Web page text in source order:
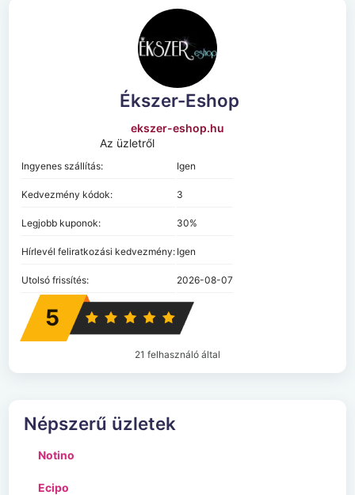
Ékszer-Eshop
ekszer-eshop.hu
Az üzletről
Ingyenes szállítás: Igen
Kedvezmény kódok: 3
Legjobb kuponok: 30%
Hírlevél feliratkozási kedvezmény: Igen
Utolsó frissítés: 2026-08-07
5
21 felhasználó által
Népszerű üzletek
Notino
Ecipo